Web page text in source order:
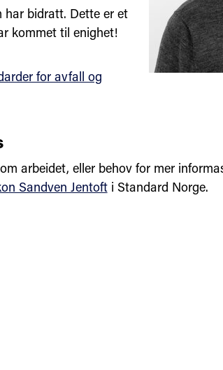
har bidratt. Dette er et
kommet til enighet!
for avfall og
arbeidet, eller behov for mer
Sandven Jentofti Standard Norge.